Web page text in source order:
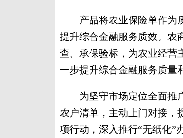
产品将农业保险单作为质
提升综合金融服务质效。农
查、承保验标，为农业经营
一步提升综合金融服务质量
为坚守市场定位全面推广
农户清单，主动上门对接，
项行动，深入推行“无纸化”